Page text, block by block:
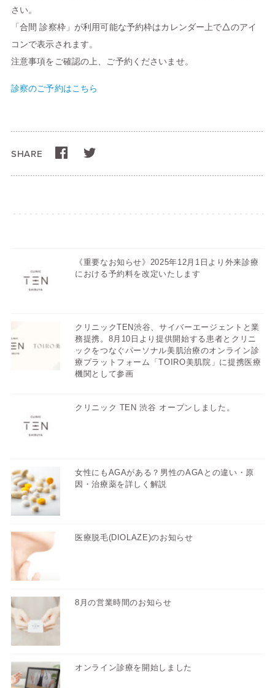
さい。
「合間 診察枠」が利用可能な予約枠はカレンダー上で△のアイ
コンで表示されます。
注意事項をご確認の上、ご予約くださいませ。
診察のご予約はこちら
SHARE
《重要なお知らせ》2025年12月1日より外来診療
における予約料を改定いたします
クリニックTEN渋谷、サイバーエージェントと業
務提携。8月10日より提供開始する患者とクリニ
ックをつなぐパーソナル美肌治療のオンライン診
療プラットフォーム「TOIRO美肌院」に提携医療
機関として参画
クリニック TEN 渋谷 オープンしました。
女性にもAGAがある？男性のAGAとの違い・原
因・治療薬を詳しく解説
医療脱毛(DIOLAZE)のお知らせ
8月の営業時間のお知らせ
オンライン診療を開始しました